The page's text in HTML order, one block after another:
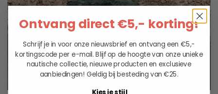
Ontvang direct €5,- korting!
Schrijf je in voor onze nieuwsbrief en ontvang een €5,-
kortingscode per e-mail. Blijf op de hoogte van onze unieke
nautische collectie, nieuwe producten en exclusieve
aanbiedingen! Geldig bij besteding van €25.